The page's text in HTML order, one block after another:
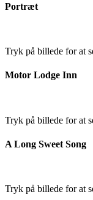
Portræt
Tryk på billede for at
Motor Lodge Inn
Tryk på billede for at
A Long Sweet Song
Tryk på billede for at